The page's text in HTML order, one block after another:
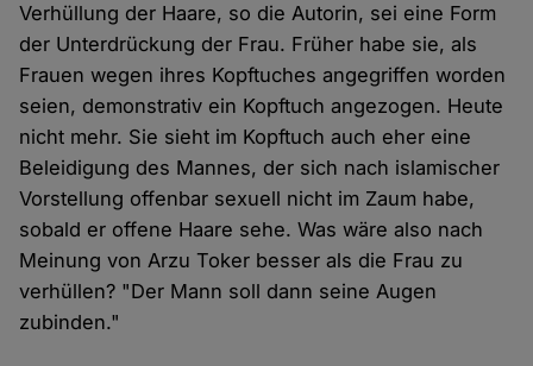
Verhüllung der Haare, so die Autorin, sei eine Form
der Unterdrückung der Frau. Früher habe sie, als
Frauen wegen ihres Kopftuches angegriffen worden
seien, demonstrativ ein Kopftuch angezogen. Heute
nicht mehr. Sie sieht im Kopftuch auch eher eine
Beleidigung des Mannes, der sich nach islamischer
Vorstellung offenbar sexuell nicht im Zaum habe,
sobald er offene Haare sehe. Was wäre also nach
Meinung von Arzu Toker besser als die Frau zu
verhüllen? "Der Mann soll dann seine Augen
zubinden."